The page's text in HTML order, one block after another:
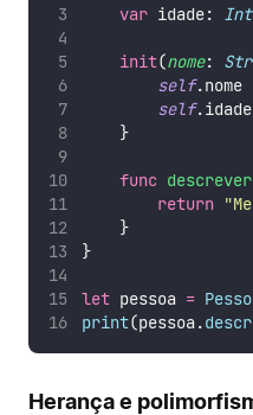
var idade: Int
init(nome:
self.nome
self.idade
    }
func descrever
return "
    }
}
let pessoa =
print(pessoa.
Herança e